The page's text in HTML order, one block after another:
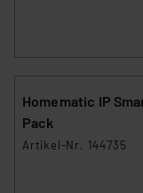
Homematic IP
Pack
Artikel-Nr. 144735